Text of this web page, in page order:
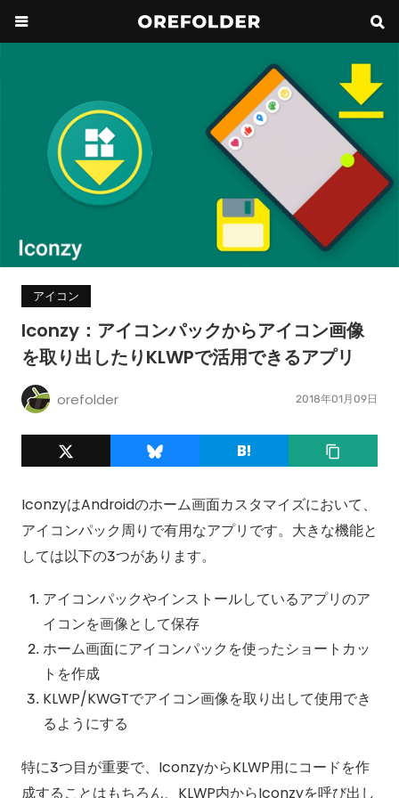
アイコン
Iconzy：アイコンパックからアイコン画像
を取り出したりKLWPで活用できるアプリ
orefolder 2018年01月09日
IconzyはAndroidのホーム画面カスタマイズにおいて、
アイコンパック周りで有用なアプリです。大きな機能と
しては以下の3つがあります。
アイコンパックやインストールしているアプリのア
イコンを画像として保存
ホーム画面にアイコンパックを使ったショートカッ
トを作成
KLWP/KWGTでアイコン画像を取り出して使用でき
るようにする
特に3つ目が重要で、IconzyからKLWP用にコードを作
成することはもちろん、KLWP内からIconzyを呼び出し